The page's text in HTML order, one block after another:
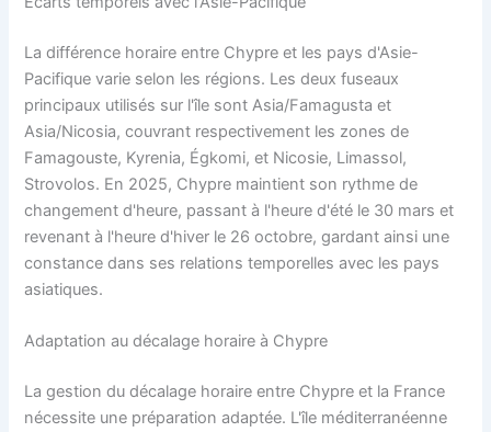
La différence horaire entre Chypre et les pays d'Asie-
Pacifique varie selon les régions. Les deux fuseaux
principaux utilisés sur l'île sont Asia/Famagusta et
Asia/Nicosia, couvrant respectivement les zones de
Famagouste, Kyrenia, Égkomi, et Nicosie, Limassol,
Strovolos. En 2025, Chypre maintient son rythme de
changement d'heure, passant à l'heure d'été le 30 mars et
revenant à l'heure d'hiver le 26 octobre, gardant ainsi une
constance dans ses relations temporelles avec les pays
asiatiques.
Adaptation au décalage horaire à Chypre
La gestion du décalage horaire entre Chypre et la France
nécessite une préparation adaptée. L'île méditerranéenne